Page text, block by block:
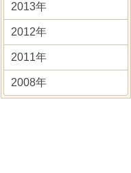
2013年
2012年
2011年
2008年